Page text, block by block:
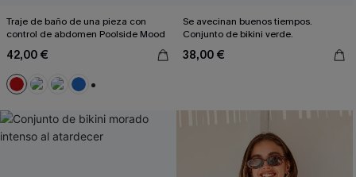
Traje de baño de una pieza con
control de abdomen Poolside Mood
42,00 €
Se avecinan buenos tiempos.
Conjunto de bikini verde.
38,00 €